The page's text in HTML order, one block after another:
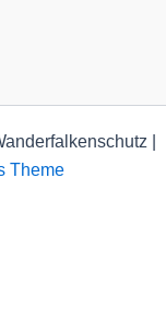
|
Theme